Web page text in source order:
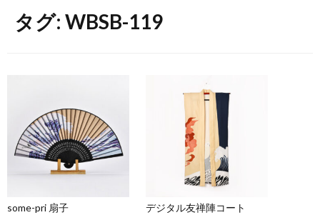
タグ: WBSB-119
some-pri 扇子
デジタル友禅陣コート